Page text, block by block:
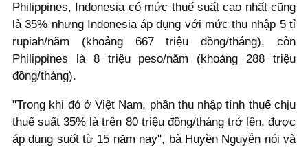
Philippines, Indonesia có mức thuế suất cao nhất cũng
là 35% nhưng Indonesia áp dụng với mức thu nhập 5 tỉ
rupiah/năm (khoảng 667 triệu đồng/tháng), còn
Philippines là 8 triệu peso/năm (khoảng 288 triệu
đồng/tháng).
"Trong khi đó ở Việt Nam, phần thu nhập tính thuế chịu
thuế suất 35% là trên 80 triệu đồng/tháng trở lên, được
áp dụng suốt từ 15 năm nay", bà Huyền Nguyễn nói và